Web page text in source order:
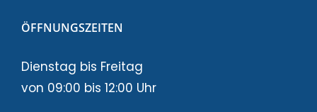
ÖFFNUNGSZEITEN
Dienstag bis Freitag
von 09:00 bis 12:00 Uhr